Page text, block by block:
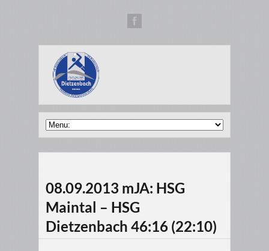
08.09.2013 mJA: HSG
Maintal – HSG
Dietzenbach 46:16 (22:10)